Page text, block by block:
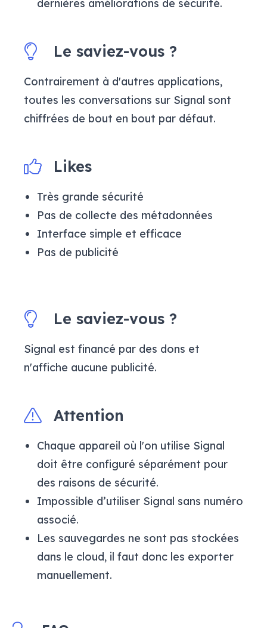
dernières améliorations de sécurité.
Le saviez-vous ?
Contrairement à d'autres applications,
toutes les conversations sur Signal sont
chiffrées de bout en bout par défaut.
Likes
Très grande sécurité
Pas de collecte des métadonnées
Interface simple et efficace
Pas de publicité
Le saviez-vous ?
Signal est financé par des dons et
n'affiche aucune publicité.
Attention
Chaque appareil où l'on utilise Signal
doit être configuré séparément pour
des raisons de sécurité.
Impossible d’utiliser Signal sans numéro
associé.
Les sauvegardes ne sont pas stockées
dans le cloud, il faut donc les exporter
manuellement.